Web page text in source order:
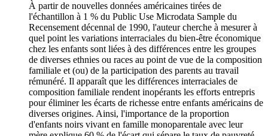
À partir de nouvelles données américaines tirées de
l'échantillon à 1 % du Public Use Microdata Sample du
Recensement décennal de 1990, l'auteur cherche à mesurer à
quel point les variations interraciales du bien-être économique
chez les enfants sont liées à des différences entre les groupes
de diverses ethnies ou races au point de vue de la composition
familiale et (ou) de la participation des parents au travail
rémunéré. Il apparaît que les différences interraciales de
composition familiale rendent inopérants les efforts entrepris
pour éliminer les écarts de richesse entre enfants américains de
diverses origines. Ainsi, l'importance de la proportion
d'enfants noirs vivant en famille monoparentale avec leur